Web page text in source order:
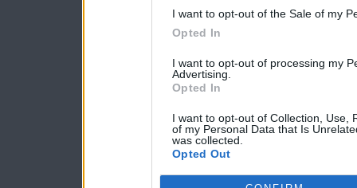
I want to opt-out of the Sale of my
Opted In
I want to opt-out of processing my
Advertising.
Opted In
I want to opt-out of Collection, Use,
of my Personal Data that Is
was collected.
Opted Out